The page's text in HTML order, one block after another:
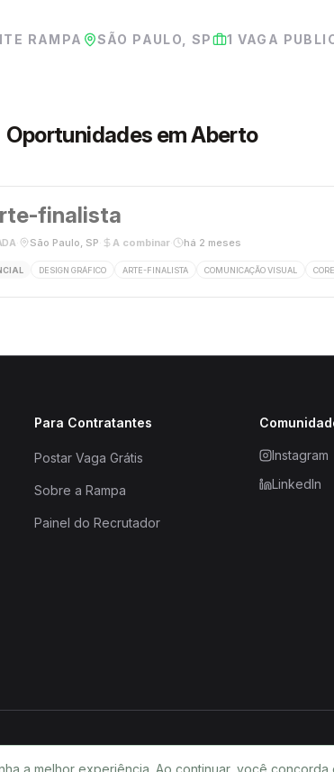
RAMPA SÃO PAULO, SP 1 VAGA
Oportunidades em Aberto
finalista
São Paulo, SP A combinar· há 2 meses
DESIGN GRÁFICO ARTE-FINALISTA COMUNICAÇÃO VISUAL
Para Contratantes
Postar Vaga Grátis
Sobre a Rampa
Painel do Recrutador
Instagram
LinkedIn
a melhor experiência. Ao continuar, você concorda